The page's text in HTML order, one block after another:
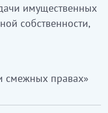
имущественных
собственности,
смежных правах»